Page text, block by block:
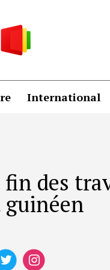
International
des